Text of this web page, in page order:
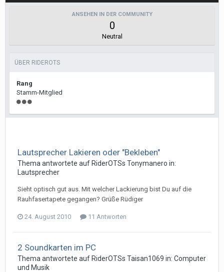
ANSEHEN IN DER COMMUNITY
0
Neutral
ÜBER RIDEROTS
Rang
Stamm-Mitglied
Lautsprecher Lakieren oder "Bekleben"
Thema antwortete auf RiderOTSs Tonymanero in:
Lautsprecher
Sieht optisch gut aus. Mit welcher Lackierung bist Du auf die
Rauhfasertapete gegangen? Grüße Rüdiger
24. August 2010 11 Antworten
2 Soundkarten im PC
Thema antwortete auf RiderOTSs Taisan1069 in: Computer
und Musik